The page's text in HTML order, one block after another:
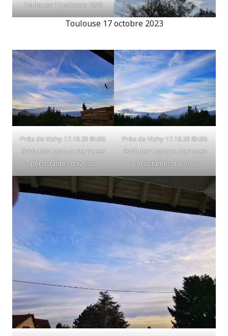
Toulouse 17 octobre 2023
Toulouse 17 octobre 2023
Près de Vichy 17.10.23 8h30:
évolution typique de traces
persistantes d’avions
Près de Vichy 17.10.23 8h30:
évolution typique de traces
persistantes d’avions